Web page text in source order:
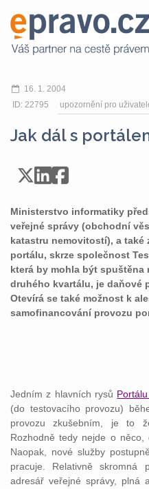
16. 1. 2004
ID: 22795
upozornění pro
Jak dál s
Ministerstvo informatiky
veřejné správy (obchodní
katastru nemovitostí), a
portálu, skrze společnost
která by mohla být spuštěna
druhého kvartálu, je daňové
Otevírá se také možnost k
samofinancování provozu
Jedním z hlavních rysů
(do testovacího provozu)
provozu zkušebním, je to
Rozhodně tedy nejde o něco,
Naopak, nové služby
pracuje. Relativně skromná
adresář veřejné správy, plná